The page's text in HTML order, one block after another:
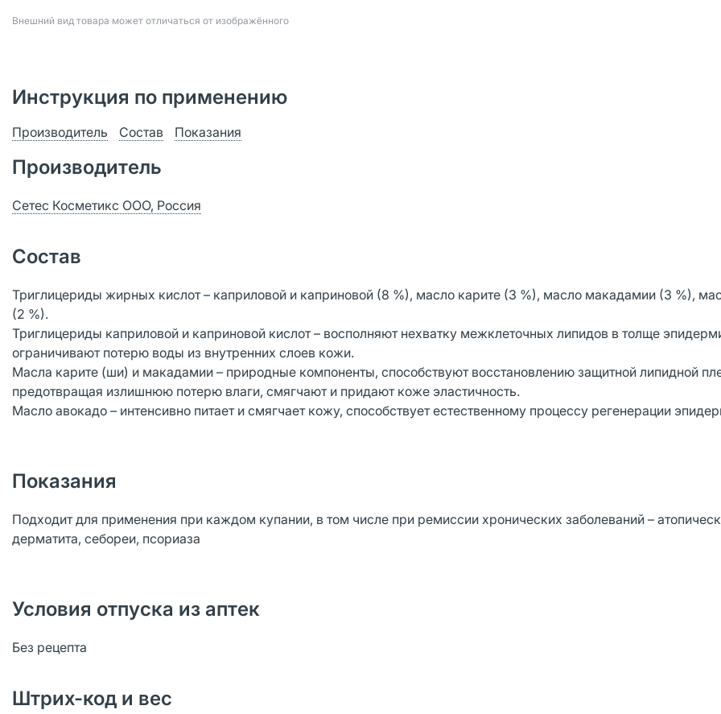
Bнешний вид товара может отличаться от изображённого
Инструкция по применению
Производитель Состав Показания
Производитель
Сетес Косметикс ООО, Россия
Состав
Триглицериды жирных кислот – каприловой и каприновой (8 %), масло карите (3 %), масло макадамии (3 %),
(2 %).
Триглицериды каприловой и каприновой кислот – восполняют нехватку межклеточных липидов в толще
ограничивают потерю воды из внутренних слоев кожи.
Масла карите (ши) и макадамии – природные компоненты, способствуют восстановлению защитной липидной
предотвращая излишнюю потерю влаги, смягчают и придают коже эластичность.
Масло авокадо – интенсивно питает и смягчает кожу, способствует естественному процессу регенерации
Показания
Подходит для применения при каждом купании, в том числе при ремиссии хронических заболеваний –
дерматита, себореи, псориаза
Условия отпуска из аптек
Без рецепта
Штрих-код и вес